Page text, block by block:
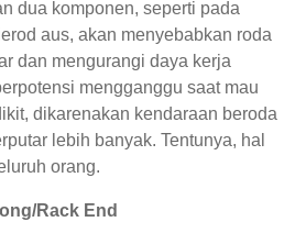
dua komponen, seperti pada
aus, akan menyebabkan roda
dan mengurangi daya kerja
mengganggu saat mau
dikarenakan kendaraan beroda
lebih banyak. Tentunya, hal
orang.
Rack End